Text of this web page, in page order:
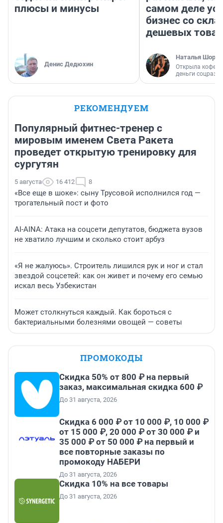
плюсы и минусы
Денис Дедюхин
самом деле
бизнес со
дешевых
Наталья
Открыла
деньги
РЕКОМЕНДУЕМ
Популярный фитнес-тренер с
мировым именем Света Ракета
проведет открытую тренировку для
сургутян
5 августа 16 412 8
«Все еще в шоке»: сыну Трусовой исполнился год —
трогательный пост и фото
AI-AINA: Атака на соцсети депутатов, бюджета вузов
не хватило лучшим и сколько стоит арбуз
«Я не жалуюсь». Строитель лишился рук и ног и стал
звездой соцсетей: как он живет и почему его семью
искал весь Узбекистан
Может столкнуться каждый. Как бороться с
бактериальными болезнями овощей — советы
ПРОМОКОДЫ
Скидка 50% от 800 ₽ на первый
заказ, максимальная скидка 600 ₽
До 31 августа, 2026
Скидка 6 000 ₽ от 10 000 ₽, 10 000 ₽
от 15 000 ₽, 20 000 ₽ от 30 000 ₽ и
35 000 ₽ от 50 000 ₽ на первый и
все повторные заказы по
промокоду НАБЕРИ
До 31 августа, 2026
Скидка 10% на все товары
До 31 августа, 2026